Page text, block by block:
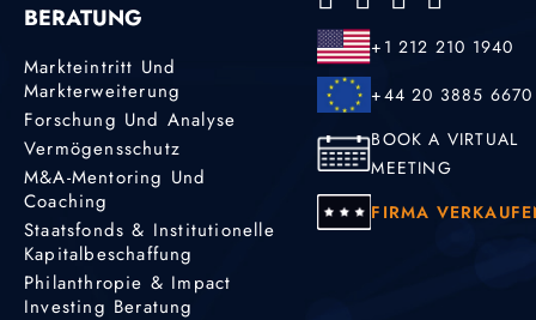
BERATUNG
Markteintritt Und
Markterweiterung
Forschung Und Analyse
Vermögensschutz
M&A-Mentoring Und
Coaching
Staatsfonds & Institutionelle
Kapitalbeschaffung
Philanthropie & Impact
Investing Beratung
+1 212 210 1940
+44 20 3885 6670
BOOK A VIRTUAL
MEETING
FIRMA